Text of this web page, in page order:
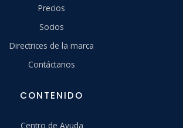
Precios
Socios
Directrices de la marca
Contáctanos
CONTENIDO
Centro de Ayuda